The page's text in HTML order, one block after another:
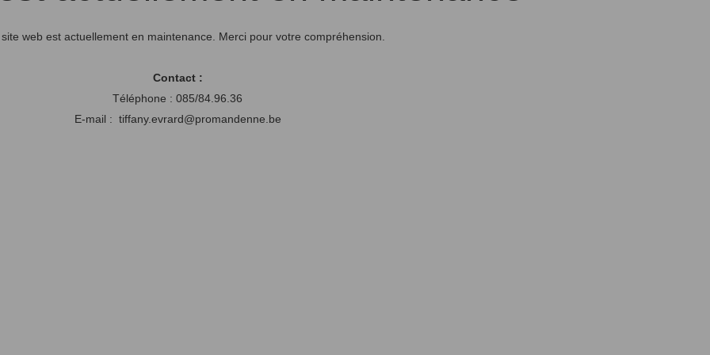
web est actuellement en maintenance. Merci pour votre compréhension.
Contact :
Téléphone : 085/84.96.36
E-mail : tiffany.evrard@promandenne.be